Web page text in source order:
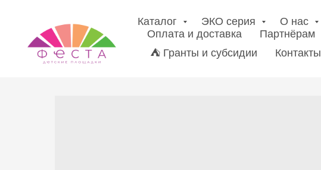
Каталог ЭКО серия
О нас
Оплата и доставка
Партнёрам
⛺ Гранты и субсидии
Контакты